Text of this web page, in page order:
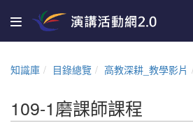
知識庫 目錄總覽 高教深耕_教學影片
109-1磨課師課程